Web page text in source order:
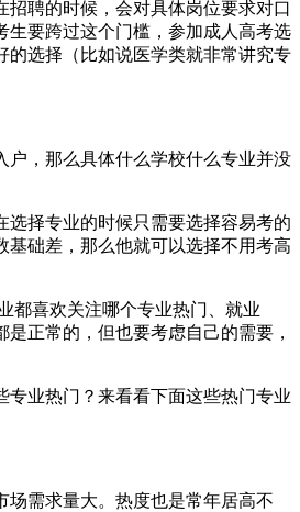
招聘的时候，会对具体岗位要求对口
生要跨过这个门槛，参加成人高考选
的选择（比如说医学类就非常讲究专
户，那么具体什么学校什么专业并没
选择专业的时候只需要选择容易考的
基础差，那么他就可以选择不用考高
都喜欢关注哪个专业热门、就业
正常的，但也要考虑自己的需要，
专业热门？来看看下面这些热门专业
场需求量大。热度也是常年居高不